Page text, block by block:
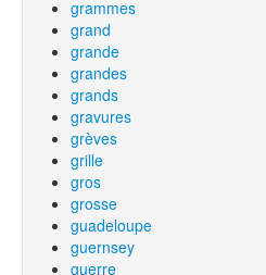
grammes
grand
grande
grandes
grands
gravures
grèves
grille
gros
grosse
guadeloupe
guernsey
guerre